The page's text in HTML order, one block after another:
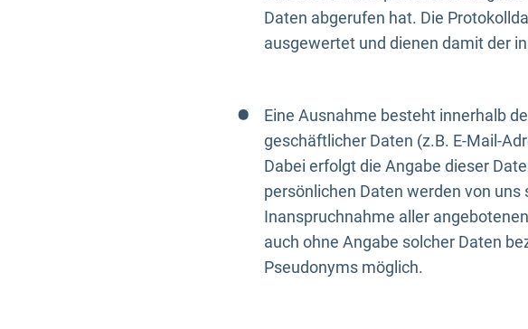
Daten abgerufen hat. Die
ausgewertet und dienen damit der
Eine Ausnahme besteht innerhalb
geschäftlicher Daten (z.B. E-Mail-
Dabei erfolgt die Angabe dieser
persönlichen Daten werden von
Inanspruchnahme aller
auch ohne Angabe solcher Daten
Pseudonyms möglich.